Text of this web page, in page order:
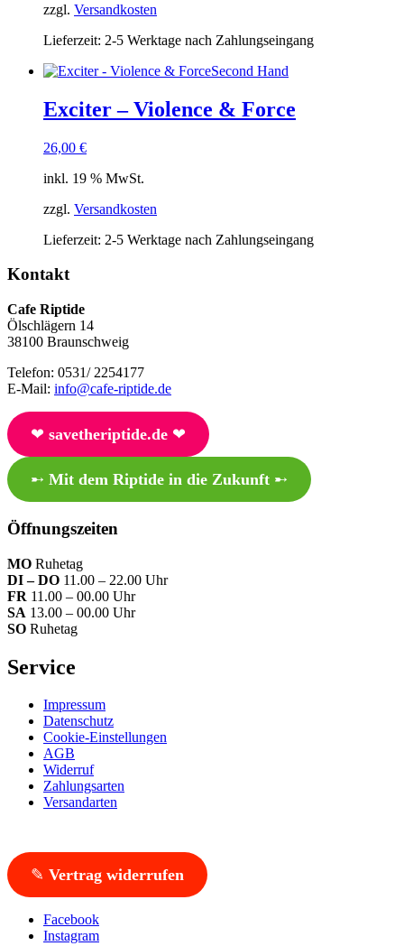
zzgl. Versandkosten
Lieferzeit: 2-5 Werktage nach Zahlungseingang
Second Hand
Exciter – Violence & Force
26,00 €
inkl. 19 % MwSt.
zzgl. Versandkosten
Lieferzeit: 2-5 Werktage nach Zahlungseingang
Kontakt
Cafe Riptide
Ölschlägern 14
38100 Braunschweig
Telefon: 0531/ 2254177
E-Mail: info@cafe-riptide.de
❤︎ savetheriptide.de❤︎
➸ Mit dem Riptide in die Zukunft➸
Öffnungszeiten
MO Ruhetag
DI – DO 11.00 – 22.00 Uhr
FR 11.00 – 00.00 Uhr
SA 13.00 – 00.00 Uhr
SO Ruhetag
Service
Impressum
Datenschutz
Cookie-Einstellungen
AGB
Widerruf
Zahlungsarten
Versandarten
✎ Vertrag widerrufen
Facebook
Instagram